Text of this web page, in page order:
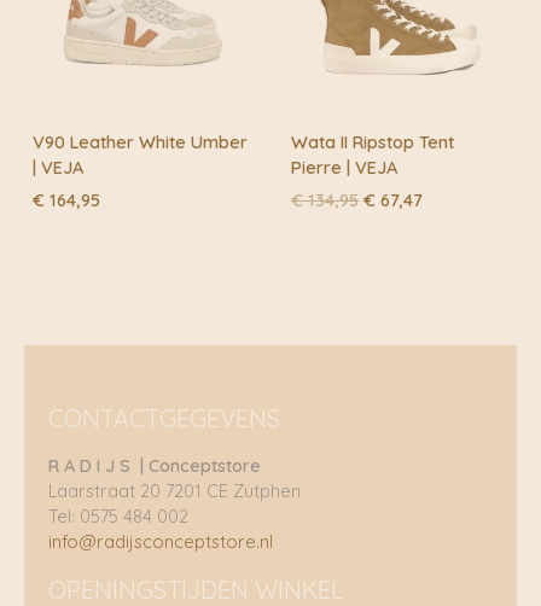
V90 Leather White Umber
| VEJA
€ 164,95
Wata II Ripstop Tent
Pierre | VEJA
€134,95 Oorspronkelijke
€ 67,47Huidige
CONTACTGEGEVENS
R A D I J S | Conceptstore
Laarstraat 20 7201 CE Zutphen
Tel: 0575 484 002
info@radijsconceptstore.nl
OPENINGSTIJDEN WINKEL